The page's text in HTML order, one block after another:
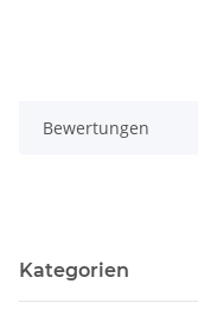
Bewertungen
Kategorien